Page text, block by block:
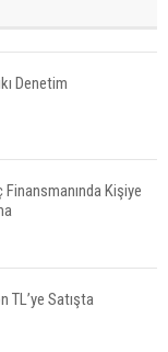
Denetim
Kişiye
TL’ye Satışta